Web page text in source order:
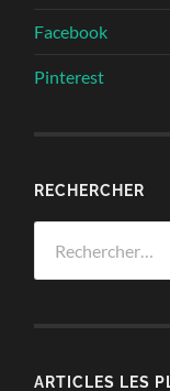
Facebook
Pinterest
RECHERCHER
ARTICLES LES